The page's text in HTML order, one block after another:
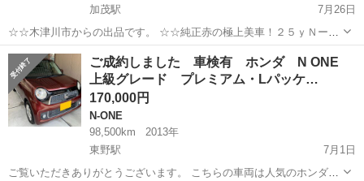
加茂駅
7月26日
☆☆木津川市からの出品です。 ☆☆純正赤の極上美車！２５ｙＮーＯ
ＮＥ！ＪＧ１！『ツアラー』プッシュスタート！ＥＴＣ！スマキー二
個！実検ワイド令和８年２月末迄！ ＠塗装が抜群に綺麗な純正の赤で
す。エアコンも良く効き、全...
京都 木津川市 加茂駅 N-ONE ツアラー
ご成約しました 車検有 ホンダ N ONE
上級グレード プレミアム・Lパッケ…
170,000円
N-ONE
98,500km
2013年
東野駅
7月1日
ご覧いただきありがとうございます。 こちらの車両は人気のホンダN